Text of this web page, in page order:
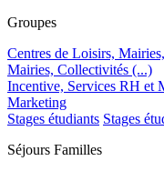
Groupes
Centres de Loisirs,
Mairies, Collectivités (...)
Incentive, Services RH et
Marketing
Stages étudiants Stages
Séjours Familles